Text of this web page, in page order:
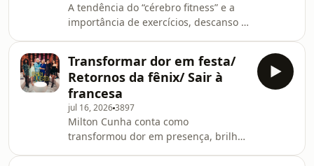
A tendência do “cérebro fitness” e a
importância de exercícios, descanso e
gargalhada fecham a noite.
Transformar dor em festa/
Retornos da fênix/ Sair à
francesa
jul 16, 20263897
Milton Cunha conta como
transformou dor em presença, brilho